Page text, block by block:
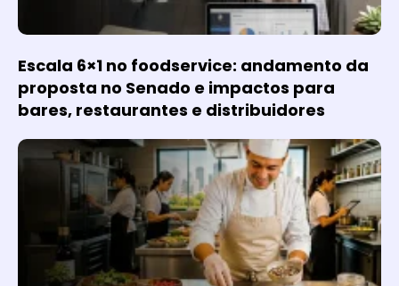
Escala 6×1 no foodservice: andamento da
proposta no Senado e impactos para
bares, restaurantes e distribuidores